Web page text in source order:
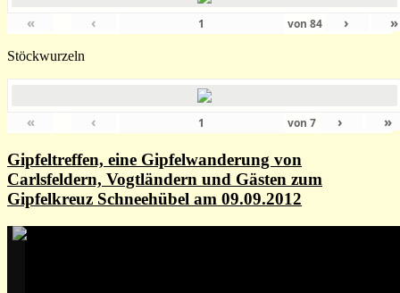
« ‹ von 84 › »
Stöckwurzeln
« ‹ von 7 › »
Gipfeltreffen, eine Gipfelwanderung von
Carlsfeldern, Vogtländern und Gästen zum
Gipfelkreuz Schneehübel am 09.09.2012